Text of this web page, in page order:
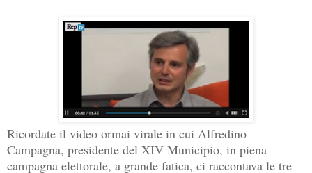
Ricordate il video ormai virale in cui Alfredino
Campagna, presidente del XIV Municipio, in piena
campagna elettorale, a grande fatica, ci raccontava le tre